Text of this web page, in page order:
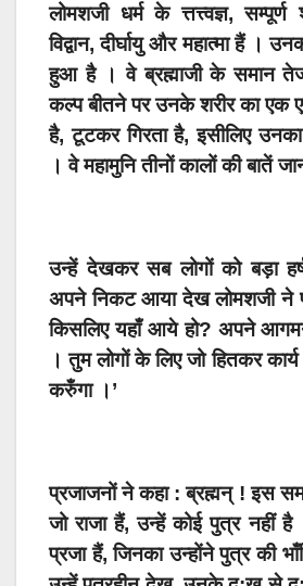
लोमशजी धर्म के त्तत्त्वज्ञ, सम्पूर्ण
विद्वान, दीर्घायु और महात्मा हैं ।
हुआ है । वे ब्रह्माजी के समान
कल्प बीतने पर उनके शरीर का एक
है, टूटकर गिरता है, इसीलिए
। वे महामुनि तीनों कालों की बातें
उन्हें देखकर सब लोगों को बड़ा
अपने निकट आया देख लोमशजी ने
किसलिए यहाँ आये हो? अपने
। तुम लोगों के लिए जो हितकर
करुँगा ।’
प्रजाजनों ने कहा : ब्रह्मन् ! इस
जो राजा हैं, उन्हें कोई पुत्र नहीं है
प्रजा हैं, जिनका उन्होंने पुत्र की